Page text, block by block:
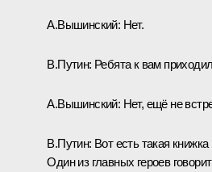
А.Вышинский: Нет.
В.Путин: Ребята к вам
А.Вышинский: Нет, ещё не
В.Путин: Вот есть такая
Один из главных героев